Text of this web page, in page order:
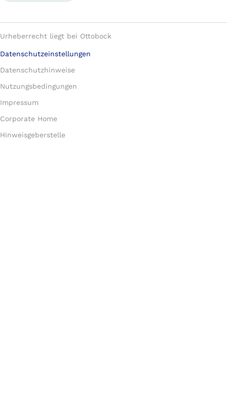
Urheberrecht liegt bei Ottobock
Datenschutzeinstellungen
Datenschutzhinweise
Nutzungsbedingungen
Impressum
Corporate Home
Hinweisgeberstelle